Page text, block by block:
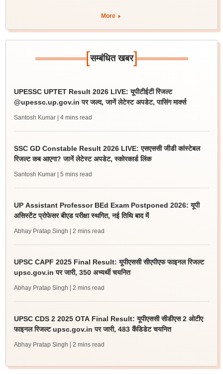
More
[सम्बंधित खबर]
UPESSC UPTET Result 2026 LIVE: यूपीटीईटी रिजल्ट
@upessc.up.gov.in पर जल्द, जानें लेटेस्ट अपडेट, पासिंग मार्क्स
Santosh Kumar | 4 mins read
SSC GD Constable Result 2026 LIVE: एसएससी जीडी कांस्टेबल
रिजल्ट कब आएगा? जानें लेटेस्ट अपडेट, स्कोरकार्ड लिंक
Santosh Kumar | 5 mins read
UP Assistant Professor BEd Exam Postponed 2026: यूपी
असिस्टेंट प्रोफेसर बीएड परीक्षा स्थगित, नई तिथि बाद में
Abhay Pratap Singh | 2 mins read
UPSC CAPF 2025 Final Result: यूपीएससी सीएपीएफ फाइनल रिजल्ट
upsc.gov.in पर जारी, 350 अभ्यर्थी चयनित
Abhay Pratap Singh | 2 mins read
UPSC CDS 2 2025 OTA Final Result: यूपीएससी सीडीएस 2 ओटीए
फाइनल रिजल्ट upsc.gov.in पर जारी, 483 कैंडिडेट चयनित
Abhay Pratap Singh | 2 mins read